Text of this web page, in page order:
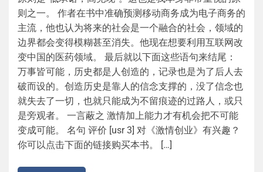
则之一。 作者在书中准确预测移动商务成为电子商务的
主流，他也认为将来的社会是一个融合的社会，领域的
边界都会变得模糊甚至消失。他现在想要利用互联网改
变中国的医药领域。 最后就以下面这些语句来结尾：
万事皆可能，历史都是人创造的，记录也是为了后人去
破而设的。创造历史是靠人的信念支撑的，没了信念也
就失去了一切，也就只能成为不留痕迹的过路人，或只
是旁观者。 一言蔽之 激情加上能力才有机会把不可能
变成可能。 名句 评价 [usr 3] 对《激情创业》有兴趣？
你可以点击下面的链接购买本书。 […]